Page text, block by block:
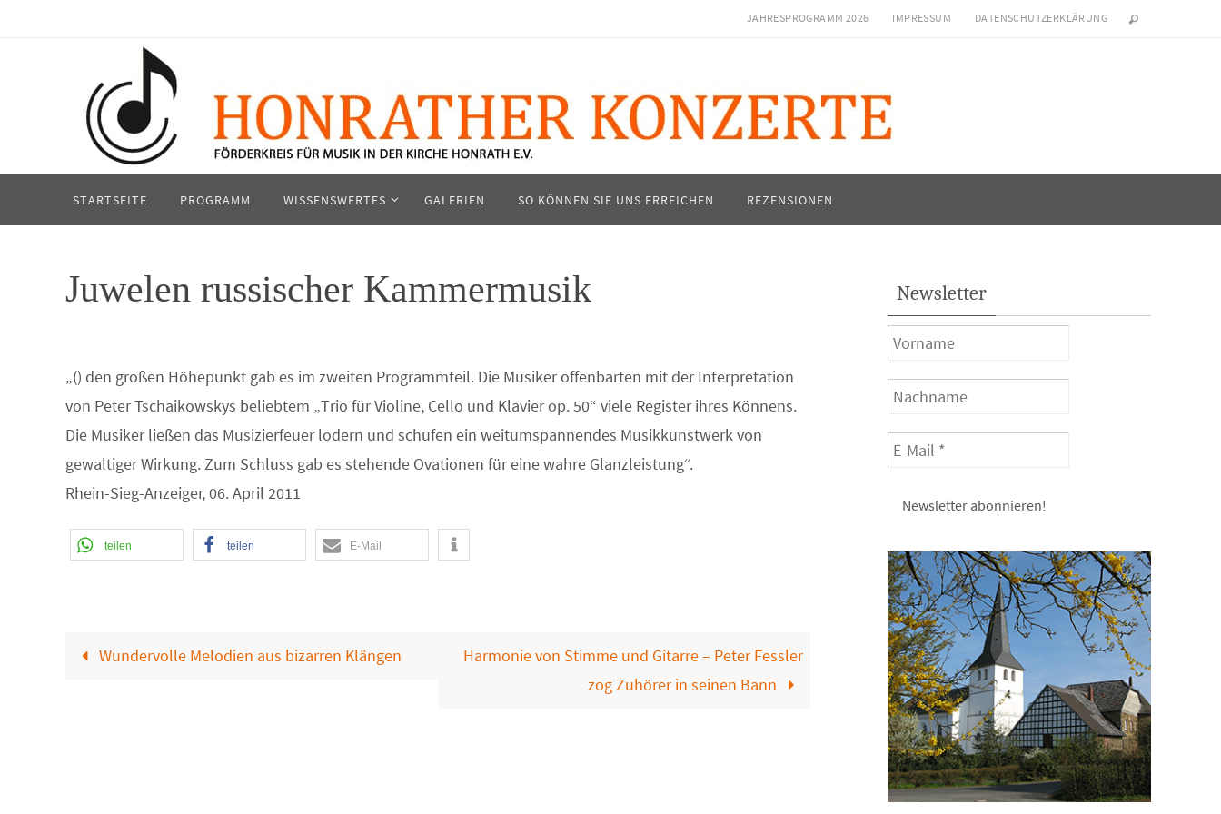
JAHRESPROGRAMM 2026 IMPRESSUM DATENSCHUTZERKLÄRUNG
springen
STARTSEITE PROGRAMM WISSENSWERTES GALERIEN SO KÖNNEN SIE UNS ERREICHEN REZENSIONEN
Juwelen russischer Kammermusik
„() den großen Höhepunkt gab es im zweiten Programmteil. Die Musiker offenbarten mit der Interpretation
von Peter Tschaikowskys beliebtem „Trio für Violine, Cello und Klavier op. 50“ viele Register ihres Könnens.
Die Musiker ließen das Musizierfeuer lodern und schufen ein weitumspannendes Musikkunstwerk von
gewaltiger Wirkung. Zum Schluss gab es stehende Ovationen für eine wahre Glanzleistung“.
Rhein-Sieg-Anzeiger, 06. April 2011
teilen teilen E-Mail
Wundervolle Melodien aus bizarren Klängen
Harmonie von Stimme und Gitarre – Peter Fessler
zog Zuhörer in seinen Bann
Newsletter